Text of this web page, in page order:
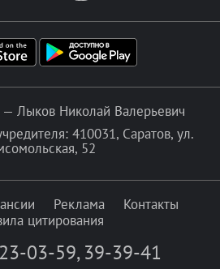
— Лыков Николай Валерьевич
410031, Саратов, ул.
52
Реклама
Контакты
цитирования
03-59, 39-39-41